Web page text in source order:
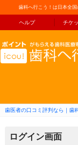
歯科へ行こう！は日本全
ヘルプ チケ
歯医者の口コミ評判なら｜歯
ログイン画面